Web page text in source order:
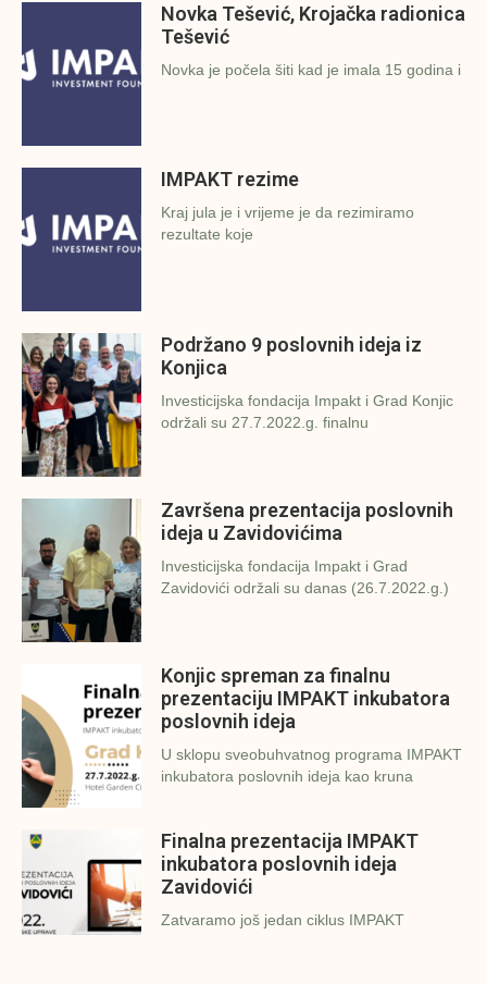
Novka Tešević, Krojačka radionica
Tešević
Novka je počela šiti kad je imala 15 godina i
IMPAKT rezime
Kraj jula je i vrijeme je da rezimiramo
rezultate koje
Podržano 9 poslovnih ideja iz
Konjica
Investicijska fondacija Impakt i Grad Konjic
održali su 27.7.2022.g. finalnu
Završena prezentacija poslovnih
ideja u Zavidovićima
Investicijska fondacija Impakt i Grad
Zavidovići održali su danas (26.7.2022.g.)
Konjic spreman za finalnu
prezentaciju IMPAKT inkubatora
poslovnih ideja
U sklopu sveobuhvatnog programa IMPAKT
inkubatora poslovnih ideja kao kruna
Finalna prezentacija IMPAKT
inkubatora poslovnih ideja
Zavidovići
Zatvaramo još jedan ciklus IMPAKT